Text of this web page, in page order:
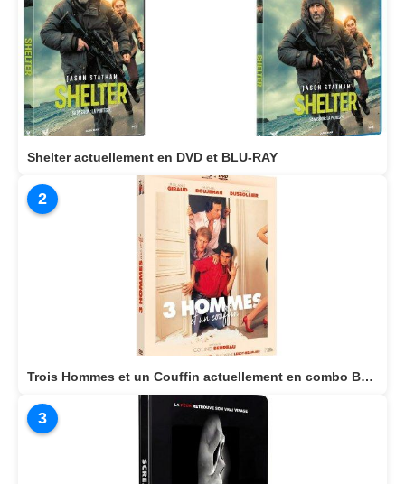
Shelter actuellement en DVD et BLU-RAY
2
Trois Hommes et un Couffin actuellement en combo BLU-RAY/DVD
3